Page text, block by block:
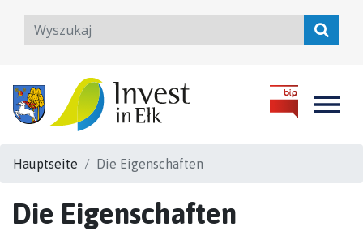
Hauptseite Die Eigenschaften
Die Eigenschaften